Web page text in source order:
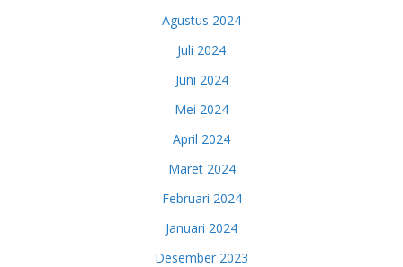
Agustus 2024
Juli 2024
Juni 2024
Mei 2024
April 2024
Maret 2024
Februari 2024
Januari 2024
Desember 2023